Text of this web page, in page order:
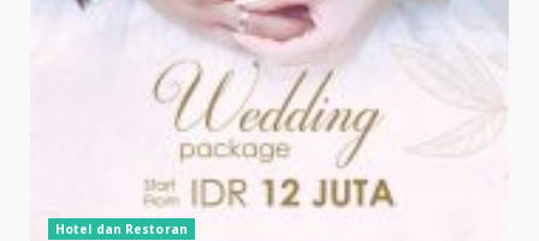
Hotel dan Restoran